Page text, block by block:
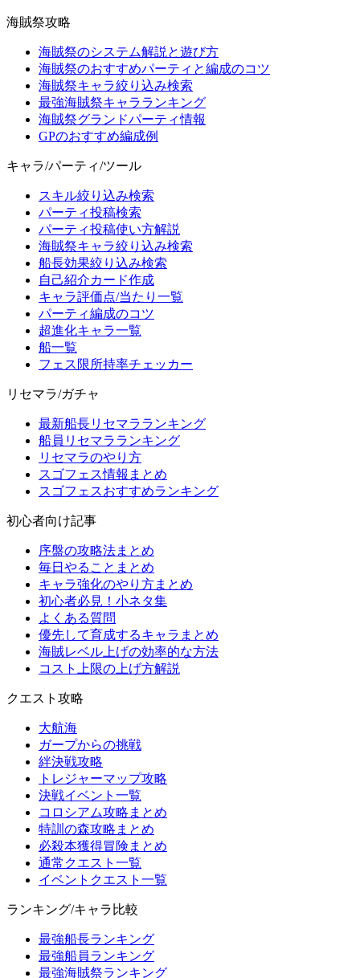
海賊祭攻略
海賊祭のシステム解説と遊び方
海賊祭のおすすめパーティと編成のコツ
海賊祭キャラ絞り込み検索
最強海賊祭キャラランキング
海賊祭グランドパーティ情報
GPのおすすめ編成例
キャラ/パーティ/ツール
スキル絞り込み検索
パーティ投稿検索
パーティ投稿使い方解説
海賊祭キャラ絞り込み検索
船長効果絞り込み検索
自己紹介カード作成
キャラ評価点/当たり一覧
パーティ編成のコツ
超進化キャラ一覧
船一覧
フェス限所持率チェッカー
リセマラ/ガチャ
最新船長リセマラランキング
船員リセマラランキング
リセマラのやり方
スゴフェス情報まとめ
スゴフェスおすすめランキング
初心者向け記事
序盤の攻略法まとめ
毎日やることまとめ
キャラ強化のやり方まとめ
初心者必見！小ネタ集
よくある質問
優先して育成するキャラまとめ
海賊レベル上げの効率的な方法
コスト上限の上げ方解説
クエスト攻略
大航海
ガープからの挑戦
絆決戦攻略
トレジャーマップ攻略
決戦イベント一覧
コロシアム攻略まとめ
特訓の森攻略まとめ
必殺本獲得冒険まとめ
通常クエスト一覧
イベントクエスト一覧
ランキング/キャラ比較
最強船長ランキング
最強船員ランキング
最強海賊祭ランキング